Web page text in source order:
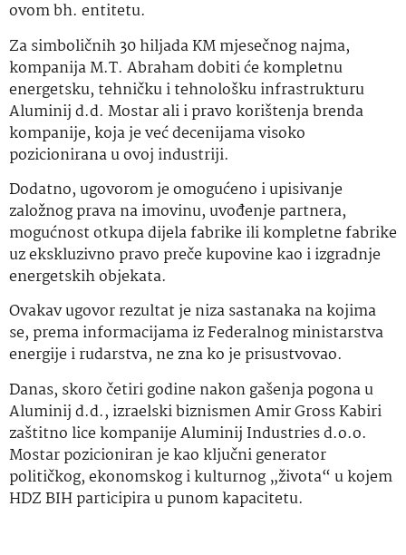
ovom bh. entitetu.
Za simboličnih 30 hiljada KM mjesečnog najma,
kompanija M.T. Abraham dobiti će kompletnu
energetsku, tehničku i tehnološku infrastrukturu
Aluminij d.d. Mostar ali i pravo korištenja brenda
kompanije, koja je već decenijama visoko
pozicionirana u ovoj industriji.
Dodatno, ugovorom je omogućeno i upisivanje
založnog prava na imovinu, uvođenje partnera,
mogućnost otkupa dijela fabrike ili kompletne fabrike
uz ekskluzivno pravo preče kupovine kao i izgradnje
energetskih objekata.
Ovakav ugovor rezultat je niza sastanaka na kojima
se, prema informacijama iz Federalnog ministarstva
energije i rudarstva, ne zna ko je prisustvovao.
Danas, skoro četiri godine nakon gašenja pogona u
Aluminij d.d., izraelski biznismen Amir Gross Kabiri
zaštitno lice kompanije Aluminij Industries d.o.o.
Mostar pozicioniran je kao ključni generator
političkog, ekonomskog i kulturnog „života“ u kojem
HDZ BIH participira u punom kapacitetu.